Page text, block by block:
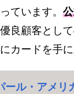
ています。
良顧客とし
カードを手に
ール・アメリ